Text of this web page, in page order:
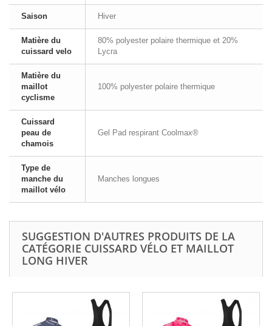
Saison Hiver
Matière du
cuissard velo
80% polyester polaire thermique et 20%
Lycra
Matière du
maillot
cyclisme
100% polyester polaire thermique
Cuissard
peau de
chamois
Gel Pad respirant Coolmax®
Type de
manche du
maillot vélo
Manches longues
SUGGESTION D'AUTRES PRODUITS DE LA
CATÉGORIE CUISSARD VÉLO ET MAILLOT
LONG HIVER